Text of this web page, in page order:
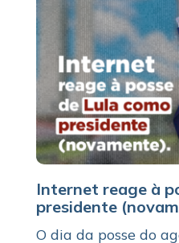
Internet reage à
presidente
O dia da posse do